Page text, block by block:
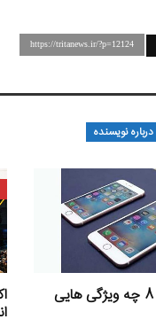
https://tritanews.ir/?p=12124
درباره نویسنده
دوربین آیفون 8 چه ویژگی هایی